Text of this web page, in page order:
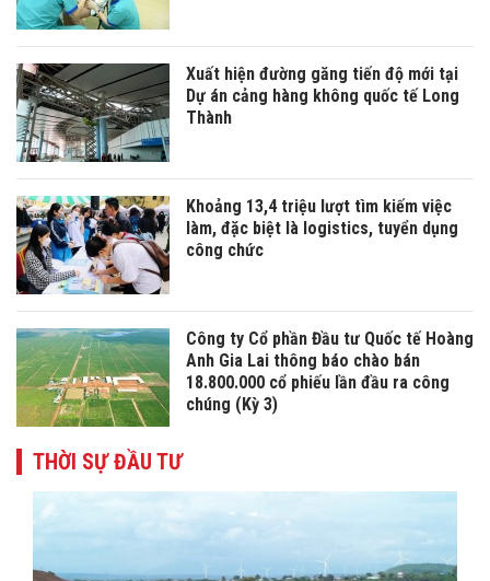
Xuất hiện đường găng tiến độ mới tại
Dự án cảng hàng không quốc tế Long
Thành
Khoảng 13,4 triệu lượt tìm kiếm việc
làm, đặc biệt là logistics, tuyển dụng
công chức
Công ty Cổ phần Đầu tư Quốc tế Hoàng
Anh Gia Lai thông báo chào bán
18.800.000 cổ phiếu lần đầu ra công
chúng (Kỳ 3)
THỜI SỰ ĐẦU TƯ